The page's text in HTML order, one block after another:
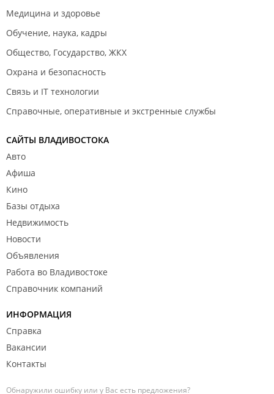
Медицина и здоровье
Обучение, наука, кадры
Общество, Государство, ЖКХ
Охрана и безопасность
Связь и IT технологии
Справочные, оперативные и экстренные службы
САЙТЫ ВЛАДИВОСТОКА
Авто
Афиша
Кино
Базы отдыха
Недвижимость
Новости
Объявления
Работа во Владивостоке
Справочник компаний
ИНФОРМАЦИЯ
Справка
Вакансии
Контакты
Обнаружили ошибку или у Вас есть предложения?